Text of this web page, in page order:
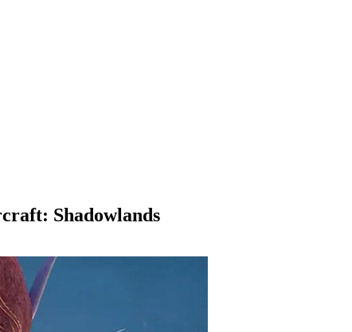
Shadowlands